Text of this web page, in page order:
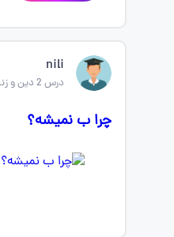
nili
درس 2 دین و زندگی یازدهم
چرا ب نمیشه؟